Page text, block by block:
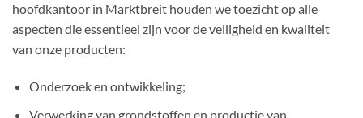
hoofdkantoor in Marktbreit houden we toezicht op alle
aspecten die essentieel zijn voor de veiligheid en kwaliteit
van onze producten:
Onderzoek en ontwikkeling;
Verwerking van grondstoffen en productie van